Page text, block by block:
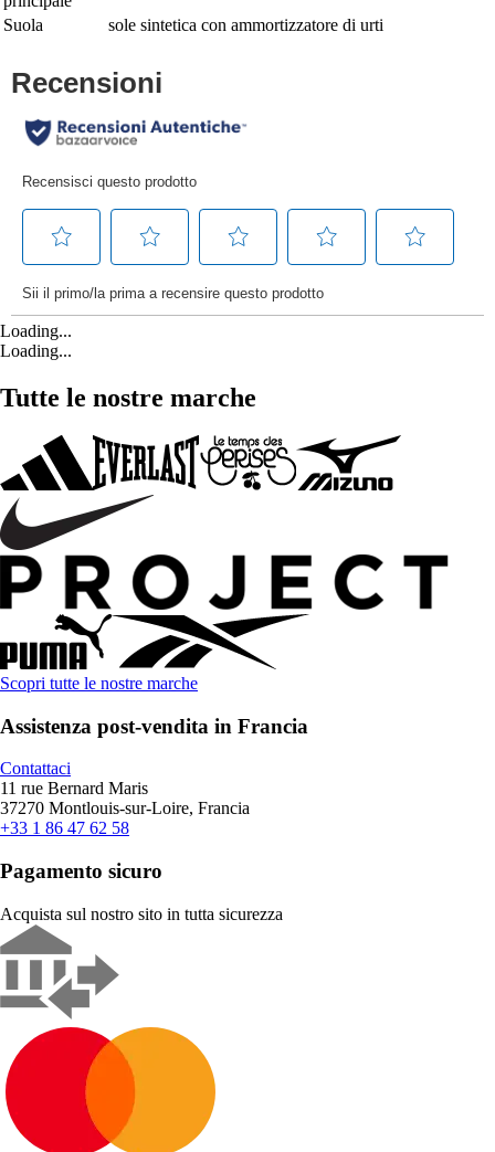
Suola
sole sintetica con ammortizzatore di urti
Loading...
Loading...
Tutte le nostre marche
Scopri tutte le nostre marche
Assistenza post-vendita in Francia
Contattaci
11 rue Bernard Maris
37270 Montlouis-sur-Loire, Francia
+33 1 86 47 62 58
Pagamento sicuro
Acquista sul nostro sito in tutta sicurezza